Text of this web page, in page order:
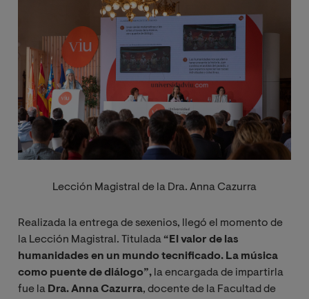
Lección Magistral de la Dra. Anna Cazurra
Realizada la entrega de sexenios, llegó el momento de
la Lección Magistral. Titulada“El valor de las
humanidades en un mundo tecnificado. La música
como puente de diálogo”, la encargada de impartirla
fue la Dra. Anna Cazurra, docente de la Facultad de